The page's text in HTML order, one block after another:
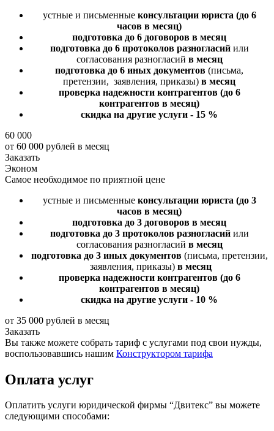
устные и письменные консультации юриста (до 6
часов в месяц)
подготовка до 6 договоров в месяц
подготовка до 6 протоколов разногласийили
согласования разногласий в месяц
подготовка до 6 иных документов (письма,
претензии, заявления, приказы) в месяц
проверка надежности контрагентов (до 6
контрагентов в месяц)
скидка на другие услуги - 15 %
60 000
от 60 000 рублей в месяц
Заказать
Эконом
Самое необходимое по приятной цене
устные и письменные консультации юриста (до 3
часов в месяц)
подготовка до 3 договоров в месяц
подготовка до 3 протоколов разногласийили
согласования разногласий в месяц
подготовка до 3 иных документов(письма, претензии,
заявления, приказы) в месяц
проверка надежности контрагентов (до 6
контрагентов в месяц)
скидка на другие услуги - 10 %
от 35 000 рублей в месяц
Заказать
Вы также можете собрать тариф с услугами под свои нужды,
воспользовавшись нашим Конструктором тарифа
Оплата услуг
Оплатить услуги юридической фирмы “Двитекс” вы можете
следующими способами: